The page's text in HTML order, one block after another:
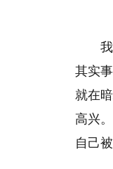
其实
就在
高兴
自己